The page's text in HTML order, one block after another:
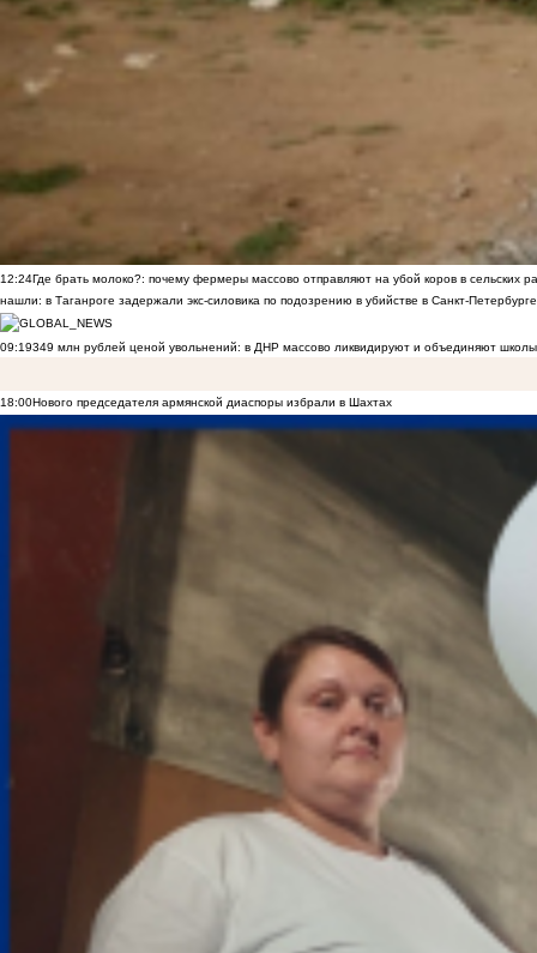
12:24Где брать молоко?: почему фермеры массово отправляют на убой коров в сельских
нашли: в Таганроге задержали экс-силовика по подозрению в убийстве в Санкт-Петербурге
09:19349 млн рублей ценой увольнений: в ДНР массово ликвидируют и объединяют
18:00Нового председателя армянской диаспоры избрали в Шахтах